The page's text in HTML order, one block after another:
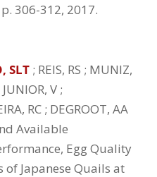
306-312, 2017.
SLT; REIS, RS ; MUNIZ,
V ;
RC ; DEGROOT, AA
Available
Egg Quality
of Japanese Quails at